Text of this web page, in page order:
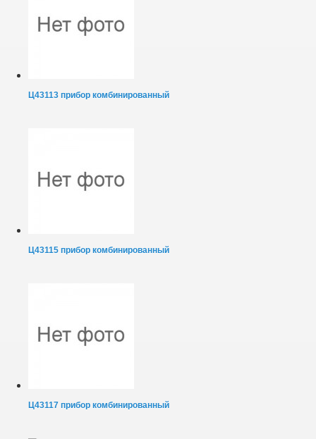
Ц43113 прибор комбинированный
Ц43115 прибор комбинированный
Ц43117 прибор комбинированный